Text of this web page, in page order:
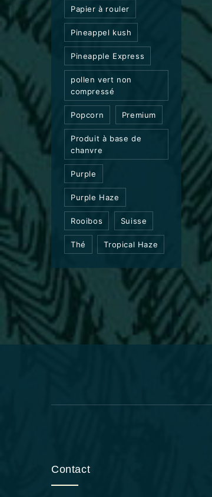
Papier à rouler
Pineappel kush
Pineapple Express
pollen vert non
compressé
Popcorn Premium
Produit à base de
chanvre
Purple
Purple Haze
Rooibos Suisse
Thé Tropical Haze
Contact